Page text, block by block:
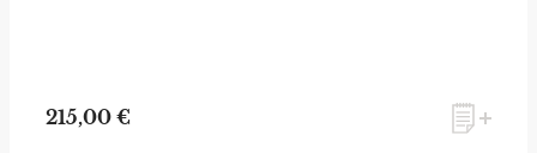
215,00 €